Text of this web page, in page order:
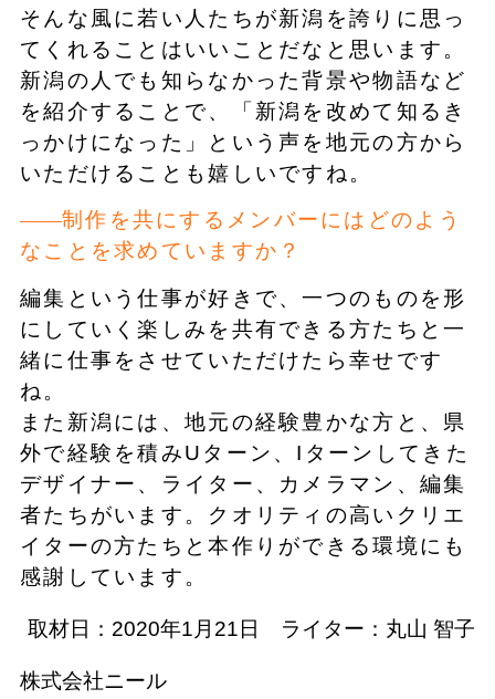
そんな風に若い人たちが新潟を誇りに思っ
てくれることはいいことだなと思います。
新潟の人でも知らなかった背景や物語など
を紹介することで、「新潟を改めて知るき
っかけになった」という声を地元の方から
いただけることも嬉しいですね。
制作を共にするメンバーにはどのよう
なことを求めていますか？
編集という仕事が好きで、一つのものを形
にしていく楽しみを共有できる方たちと一
緒に仕事をさせていただけたら幸せです
ね。
また新潟には、地元の経験豊かな方と、県
外で経験を積みUターン、Iターンしてきた
デザイナー、ライター、カメラマン、編集
者たちがいます。クオリティの高いクリエ
イターの方たちと本作りができる環境にも
感謝しています。
取材日：2020年1月21日 ライター：丸山 智子
株式会社ニール